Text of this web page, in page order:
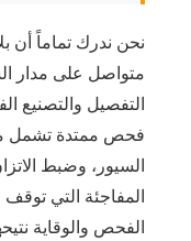
نحن ندرك تماماً
متواصل على مدار
التفصيل والتصنيع
السيور، وضبط
المفاجئة التي
الفحص والوقاية